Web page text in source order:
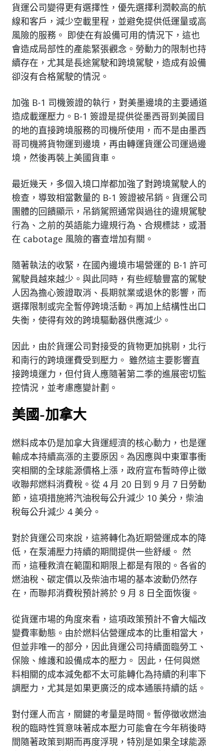
貨運公司變得更有選擇性，優先選擇利潤較高的航
線和客戶，減少空載里程，並避免提供低運量或高
風險的服務。 即使在有設備可用的情況下，這也
會造成局部性的產能緊張觀念。勞動力的限制也持
續存在，尤其是長途駕駛和跨境駕駛，造成有設備
卻沒有合格駕駛的情況。
加強 B-1 司機簽證的執行，對美墨邊境的主要通道
造成載運壓力。B-1 簽證是提供從墨西哥到美國目
的地的直接跨境服務的司機所使用，而不是由墨西
哥司機將貨物運到邊境，再由轉運貨運公司運過邊
境，然後再裝上美國貨車。
最近幾天，多個入境口岸都加強了對跨境駕駛人的
檢查，導致相當數量的 B-1 簽證被吊銷。貨運公司
團體的回饋顯示，吊銷駕照通常與過往的違規駕駛
行為、之前的英語能力違規行為、合規標誌，或潛
在 cabotage 風險的審查增加有關。
隨著執法的收緊，在國內邊境市場營運的 B-1 許可
駕駛員越來越少。與此同時，有些經驗豐富的駕駛
人因為擔心簽證取消、長期就業或退休的影響，而
選擇限制或完全暫停跨境活動。再加上結構性出口
失衡，使得有效的跨境驅動器供應減少。
因此，由於貨運公司對接受的貨物更加挑剔，北行
和南行的跨境運費受到壓力。 雖然這主要影響直
接跨境運力，但付貨人應隨著第二季的進展密切監
控情況，並考慮應變計劃。
美國-加拿大
燃料成本仍是加拿大貨運經濟的核心動力，也是運
輸成本持續高漲的主要原因。為因應與中東軍事衝
突相關的全球能源價格上漲，政府宣布暫時停止徵
收聯邦燃料消費稅。從 4 月 20 日到 9 月 7 日勞動
節，這項措施將汽油稅每公升減少 10 美分，柴油
稅每公升減少 4 美分。
對於貨運公司來說，這將轉化為近期營運成本的降
低，在泵浦壓力持續的期間提供一些舒緩。 然
而，這種救濟在範圍和期限上都是有限的。各省的
燃油稅、碳定價以及柴油市場的基本波動仍然存
在，而聯邦消費稅預計將於 9 月 8 日全面恢復。
從貨運市場的角度來看，這項政策預計不會大幅改
變費率動態。由於燃料佔營運成本的比重相當大，
但並非唯一的部分，因此貨運公司持續面臨勞工、
保險、維護和設備成本的壓力。 因此，任何與燃
料相關的成本減免都不太可能轉化為持續的利率下
調壓力，尤其是如果更廣泛的成本通脹持續的話。
對付運人而言，關鍵的考量是時間。暫停徵收燃油
稅的臨時性質意味著成本壓力可能會在今年稍後時
間隨著政策到期而再度浮現，特別是如果全球能源